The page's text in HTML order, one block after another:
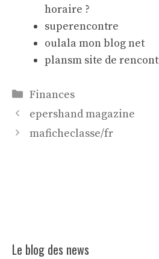
horaire ?
superencontre
oulala mon blog net
plansm site de
Catégories
Finances
epershand magazine
maficheclasse/fr
Le blog des news